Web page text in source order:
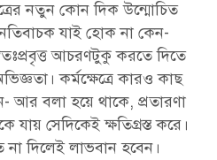
নতুন কোন দিক উন্মোচিত
যাই হোক না কেন-
আচরণটুকু করতে দিতে
কর্মক্ষেত্রে কারও কাছ
আর বলা হয়ে থাকে, প্রতারণা
যায় সেদিকেই ক্ষতিগ্রস্ত করে।
না দিলেই লাভবান হবেন।